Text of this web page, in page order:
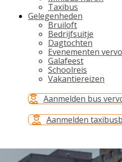
Taxibus
Gelegenheden
Bruiloft
Bedrijfsuitje
Dagtochten
Evenementen
Galafeest
Schoolreis
Vakantiereizen
Aanmelden bus
Aanmelden